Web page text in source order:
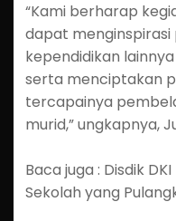
“Kami berharap
dapat
kependidikan
serta menciptakan
tercapainya
murid,” ungkapnya,
Baca juga : Disdik
Sekolah yang